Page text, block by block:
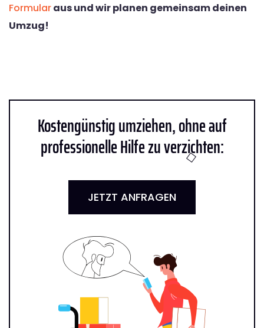
Formularaus und wir planen gemeinsam deinen
Umzug!
Kostengünstig umziehen, ohne auf
professionelle Hilfe zu verzichten:
JETZT ANFRAGEN